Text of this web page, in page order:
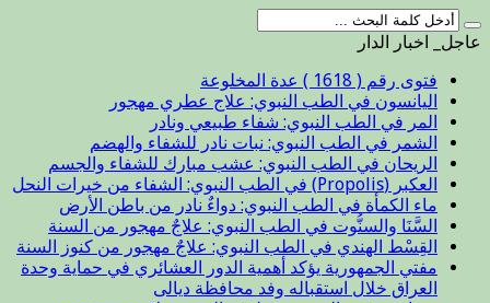
عاجل_ اخبار الدار
فتوى رقم ( 1618 ) عدة المخلوعة
اليانسون في الطب النبوي: علاج عطري مهجور
المر في الطب النبوي: شفاء طبيعي ونادر
الشمر في الطب النبوي: نبات نادر للشفاء والهضم
الريحان في الطب النبوي: عشب مبارك للشفاء والجسم
العكبر (Propolis) في الطب النبوي: الشفاء من خيرات النحل
ماء الكمأة في الطب النبوي: دواءٌ نادر من باطن الأرض
السَّنَا والسنُّوت في الطب النبوي: علاجٌ مهجور من السنة
القِسْط الهندي في الطب النبوي: علاجٌ مهجور من كنوز السنة
مفتي الجمهورية يؤكد أهمية الدور العشائري في حماية وحدة
العراق خلال استقباله وفد محافظة ديالى